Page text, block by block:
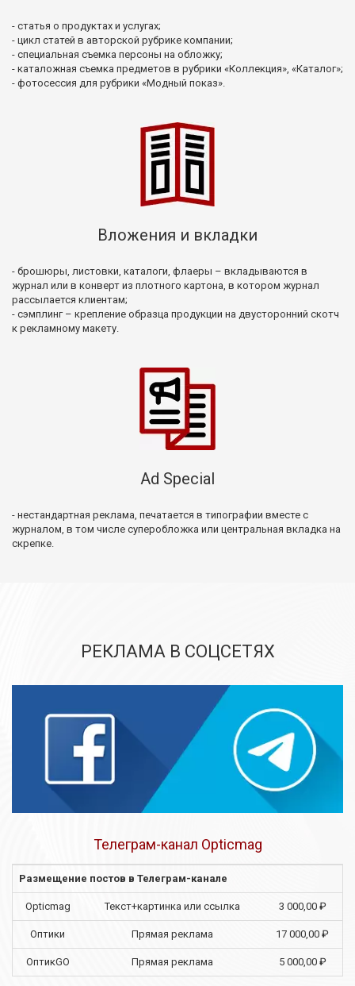
- статья о продуктах и услугах;
- цикл статей в авторской рубрике компании;
- специальная съемка персоны на обложку;
- каталожная съемка предметов в рубрики «Коллекция», «Каталог»;
- фотосессия для рубрики «Модный показ».
Вложения и вкладки
- брошюры, листовки, каталоги, флаеры – вкладываются в
журнал или в конверт из плотного картона, в котором журнал
рассылается клиентам;
- сэмплинг – крепление образца продукции на двусторонний скотч
к рекламному макету.
Ad Special
- нестандартная реклама, печатается в типографии вместе с
журналом, в том числе суперобложка или центральная вкладка на
скрепке.
РЕКЛАМА В СОЦСЕТЯХ
Телеграм-канал Opticmag
Размещение постов в Телеграм-канале
Opticmag Текст+картинка или ссылка 3 000,00 ₽
Оптики Прямая реклама 17 000,00 ₽
ОптикGO Прямая реклама 5 000,00 ₽